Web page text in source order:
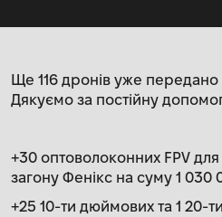
Ще 116 дронів уже
Дякуємо за постійну
+30 оптоволоконних FPV
загону Фенікс на суму 1 030
+25 10-ти дюймових та 1 20-